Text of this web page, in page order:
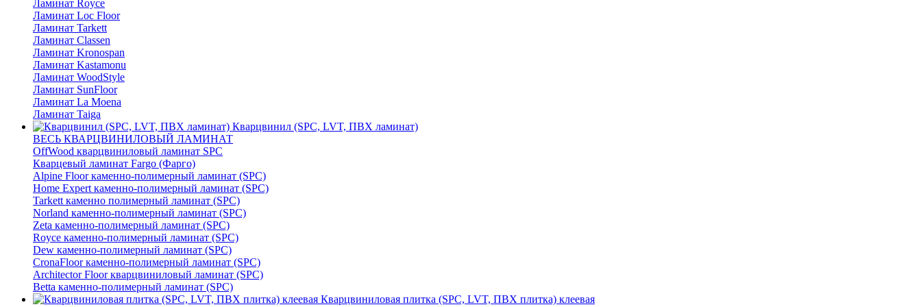
Ламинат Royce
Ламинат Loc Floor
Ламинат Tarkett
Ламинат Classen
Ламинат Kronospan
Ламинат Kastamonu
Ламинат WoodStyle
Ламинат SunFloor
Ламинат La Moena
Ламинат Taiga
Кварцвинил (SPC, LVT, ПВХ ламинат)
ВЕСЬ КВАРЦВИНИЛОВЫЙ ЛАМИНАТ
OffWood кварцвиниловый ламинат SPC
Кварцевый ламинат Fargo (Фарго)
Alpine Floor каменно-полимерный ламинат (SPC)
Home Expert каменно-полимерный ламинат (SPC)
Tarkett каменно полимерный ламинат (SPC)
Norland каменно-полимерный ламинат (SPC)
Zeta каменно-полимерный ламинат (SPC)
Royce каменно-полимерный ламинат (SPC)
Dew каменно-полимерный ламинат (SPC)
CronaFloor каменно-полимерный ламинат (SPC)
Architector Floor кварцвиниловый ламинат (SPC)
Betta каменно-полимерный ламинат (SPC)
Кварцвиниловая плитка (SPC, LVT, ПВХ плитка) клеевая